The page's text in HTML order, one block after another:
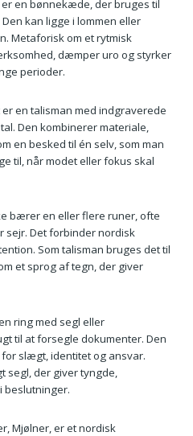
en bønnekæde, der bruges til
kan ligge i lommen eller
Metaforisk om et rytmisk
dæmper uro og styrker
perioder.
er en talisman med indgraverede
Den kombinerer materiale,
en besked til én selv, som man
til, når modet eller fokus skal
bærer en eller flere runer, ofte
sejr. Det forbinder nordisk
Som talisman bruges det til
et sprog af tegn, der giver
ring med segl eller
til at forsegle dokumenter. Den
slægt, identitet og ansvar.
segl, der giver tyngde,
beslutninger.
Mjølner, er et nordisk